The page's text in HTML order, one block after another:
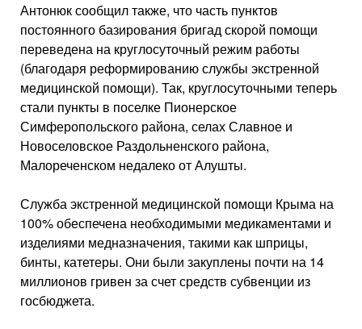
Антонюк сообщил также, что часть пунктов
постоянного базирования бригад скорой помощи
переведена на круглосуточный режим работы
(благодаря реформированию службы экстренной
медицинской помощи). Так, круглосуточными теперь
стали пункты в поселке Пионерское
Симферопольского района, селах Славное и
Новоселовское Раздольненского района,
Малореченском недалеко от Алушты.
Служба экстренной медицинской помощи Крыма на
100% обеспечена необходимыми медикаментами и
изделиями медназначения, такими как шприцы,
бинты, катетеры. Они были закуплены почти на 14
миллионов гривен за счет средств субвенции из
госбюджета.